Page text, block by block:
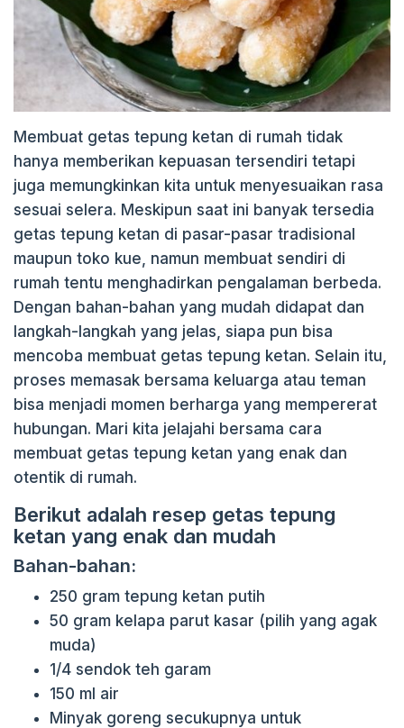
Membuat getas tepung ketan di rumah tidak
hanya memberikan kepuasan tersendiri tetapi
juga memungkinkan kita untuk menyesuaikan rasa
sesuai selera. Meskipun saat ini banyak tersedia
getas tepung ketan di pasar-pasar tradisional
maupun toko kue, namun membuat sendiri di
rumah tentu menghadirkan pengalaman berbeda.
Dengan bahan-bahan yang mudah didapat dan
langkah-langkah yang jelas, siapa pun bisa
mencoba membuat getas tepung ketan. Selain itu,
proses memasak bersama keluarga atau teman
bisa menjadi momen berharga yang mempererat
hubungan. Mari kita jelajahi bersama cara
membuat getas tepung ketan yang enak dan
otentik di rumah.
Berikut adalah resep getas tepung
ketan yang enak dan mudah
Bahan-bahan:
250 gram tepung ketan putih
50 gram kelapa parut kasar (pilih yang agak
muda)
1/4 sendok teh garam
150 ml air
Minyak goreng secukupnya untuk